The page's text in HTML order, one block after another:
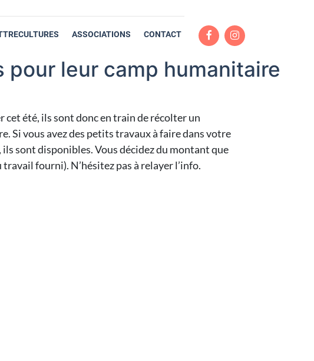
ASSOCIATIONS CONTACT
leur camp humanitaire
cet été, ils sont donc en train de récolter un
Si vous avez des petits travaux à faire dans votre
ils sont disponibles. Vous décidez du montant que
fourni). N’hésitez pas à relayer l’info.